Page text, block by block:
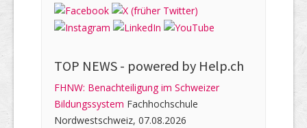
TOP NEWS - powered by Help.ch
FHNW: Benachteiligung im Schweizer
Bildungssystem Fachhochschule
Nordwestschweiz, 07.08.2026